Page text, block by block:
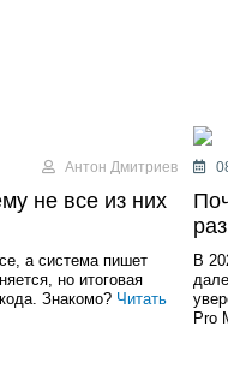
Антон Дмитриев
не все из них
а система пишет
но итоговая
Знакомо? Читать
В
Pro